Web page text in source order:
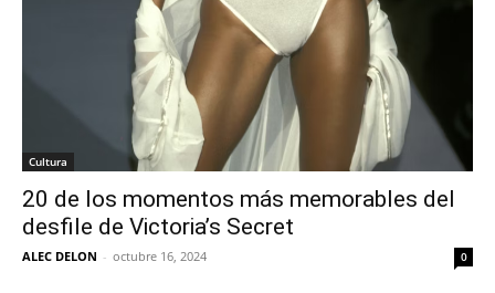
Cultura
20 de los momentos más memorables del
desfile de Victoria’s Secret
ALEC DELON - octubre 16, 2024 0